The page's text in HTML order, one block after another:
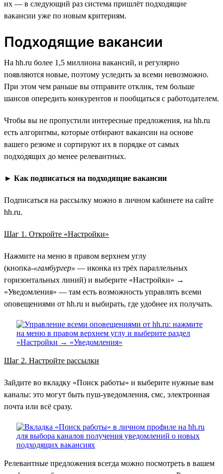
их — в следующий раз система пришлёт подходящие
вакансии уже по новым критериям.
Подходящие вакансии
На hh.ru более 1,5 миллиона вакансий, и регулярно
появляются новые, поэтому уследить за всеми невозможно.
При этом чем раньше вы отправите отклик, тем больше
шансов опередить конкурентов и пообщаться с работодателем.
Чтобы вы не пропустили интересные предложения, на hh.ru
есть алгоритмы, которые отбирают вакансии на основе
вашего резюме и сортируют их в порядке от самых
подходящих до менее релевантных.
► Как подписаться на подходящие вакансии
Подписаться на рассылку можно в личном кабинете на сайте
hh.ru.
Шаг 1. Откройте «Настройки»
Нажмите на меню в правом верхнем углу
(кнопка-«гамбургер» — иконка из трёх параллельных
горизонтальных линий) и выберите «Настройки» →
«Уведомления» — там есть возможность управлять всеми
оповещениями от hh.ru и выбирать, где удобнее их получать.
Шаг 2. Настройте рассылки
Зайдите во вкладку «Поиск работы» и выберите нужные вам
каналы: это могут быть пуш-уведомления, смс, электронная
почта или всё сразу.
Релевантные предложения всегда можно посмотреть в вашем